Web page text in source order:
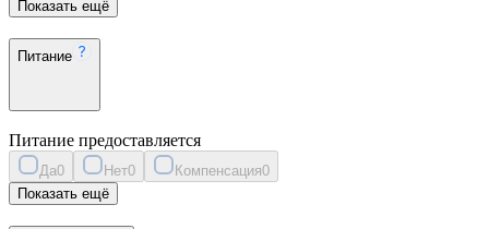
Показать ещё
Питание
Питание предоставляется
Да0 Нет0 Компенсация0
Показать ещё